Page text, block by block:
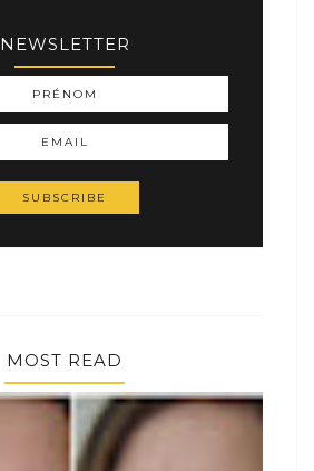
NEWSLETTER
MOST READ